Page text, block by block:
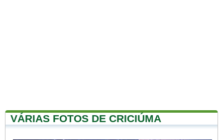
VÁRIAS FOTOS DE CRICIÚMA